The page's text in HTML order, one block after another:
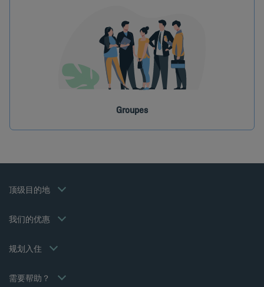
Groupes
顶级目的地
中国凯里亚德酒店
里昂凯里亚德酒店
阿讷西凯里亚德酒店
我们的优惠
针对专业人员的解决方案
美食半膳/三人
规划入住
会议和活动
需要帮助？
常见问答
个人数据政策
Flavours Instant Benefit 通用使用条款和条件
条款和条件
招贤纳士